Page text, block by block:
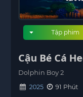
Tập phim
Cậu Bé Cá
Dolphin Boy 2
2025
91 Phút